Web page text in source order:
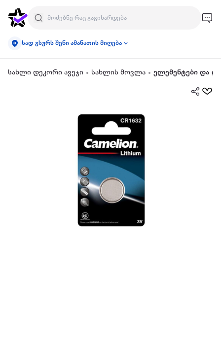
სად გსურს შენი ამანათის მიღება
სახლი დეკორი ავეჯი სახლის მოვლა ელემენტები და